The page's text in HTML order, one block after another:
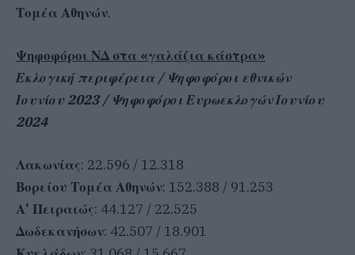
Τομέα Αθηνών.
Ψηφοφόροι ΝΔ στα «γαλάζια κάστρα»
Εκλογική περιφέρεια / Ψηφοφόροι εθνικών
Ιουνίου 2023 / Ψηφοφόροι Ευρωεκλογών Ιουνίου
2024
Λακωνίας: 22.596 / 12.318
Βορείου Τομέα Αθηνών: 152.388 / 91.253
Α’ Πειραιώς: 44.127 / 22.525
Δωδεκανήσων: 42.507 / 18.901